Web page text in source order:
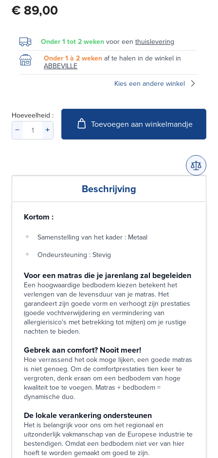
€ 89,00
Onder 1 tot 2 weken voor een thuislevering
Onder 1 à 2 weken af te halen in de winkel in
ABBEVILLE
Kies een andere winkel
Hoeveelheid :
Toevoegen aan winkelmandje
Beschrijving
Kortom :
Samenstelling van het kader : Metaal
Ondeursteuning : Stevig
Voor een matras die je jarenlang zal begeleiden
Een hoogwaardige bedbodem kiezen betekent het
verlengen van de levensduur van je matras. Het
garandeert zijn goede vorm en verhoogt zijn prestaties
(goede vochtverwijdering en vermindering van
allergierisico's met betrekking tot mijten) om je rustige
nachten te bieden.
Gebrek aan comfort? Nooit meer!
Hoe verrassend het ook moge lijken, een goede matras
is niet genoeg. Om de comfortprestaties tien keer te
vergroten, denk eraan om een bedbodem van hoge
kwaliteit toe te voegen. Matras + bedbodem =
dynamische duo.
De lokale verankering ondersteunen
Het is belangrijk voor ons om het regionaal en
uitzonderlijk vakmanschap van de Europese industrie te
bestendigen. Omdat een bedbodem niet ver van hier
hoeft te worden gemaakt om goed te zijn.